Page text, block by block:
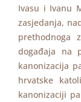
Ivasu i Ivanu
zasjedanja,
prethodnoga
događaja na
kanonizacija
hrvatske
kanonizaciji